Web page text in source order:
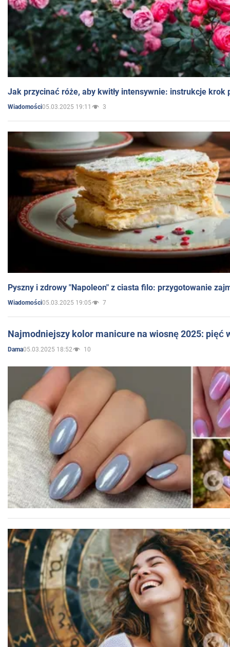
Jak przycinać róże, aby kwitły intensywnie: instrukcje krok
Wiadomości05.03.2025 19:11 3
Pyszny i zdrowy "Napoleon" z ciasta filo: przygotowanie
Wiadomości05.03.2025 19:05 7
Najmodniejszy kolor manicure na wiosnę 2025: pięć
Dama05.03.2025 18:52 10